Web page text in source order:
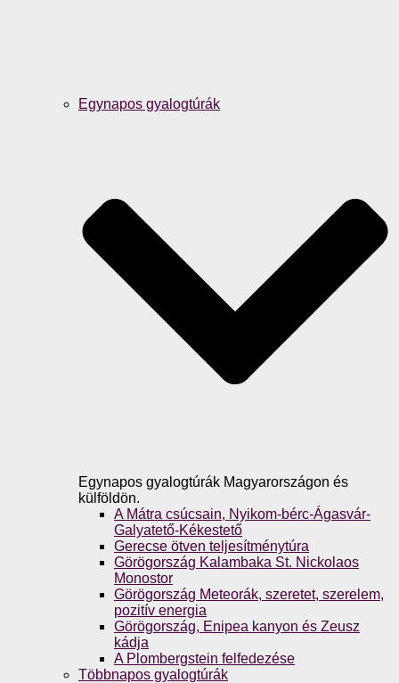
Egynapos gyalogtúrák
Egynapos gyalogtúrák Magyarországon és
külföldön.
A Mátra csúcsain, Nyikom-bérc-Ágasvár-
Galyatető-Kékestető
Gerecse ötven teljesítménytúra
Görögország Kalambaka St. Nickolaos
Monostor
Görögország Meteorák, szeretet, szerelem,
pozitív energia
Görögország, Enipea kanyon és Zeusz
kádja
A Plombergstein felfedezése
Többnapos gyalogtúrák